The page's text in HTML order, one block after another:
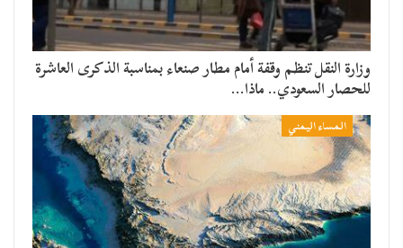
وزارة النقل تنظم وقفة أمام مطار صنعاء بمناسبة الذكرى العاشرة
للحصار السعودي.. ماذا…
المساء اليمني